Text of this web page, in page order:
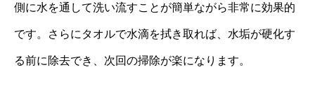
側に水を通して洗い流すことが簡単ながら非常に効果的
です。さらにタオルで水滴を拭き取れば、水垢が硬化す
る前に除去でき、次回の掃除が楽になります。